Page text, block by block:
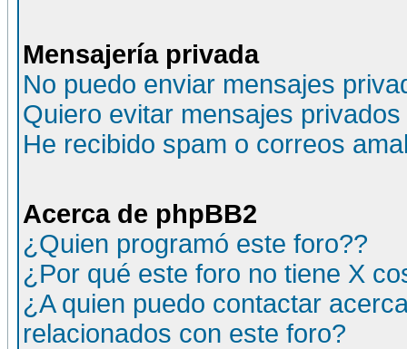
Mensajería privada
No puedo enviar mensajes
Quiero evitar mensajes
He recibido spam o correos
Acerca de phpBB2
¿Quien programó este foro??
¿Por qué este foro no tiene X
¿A quien puedo contactar
relacionados con este foro?